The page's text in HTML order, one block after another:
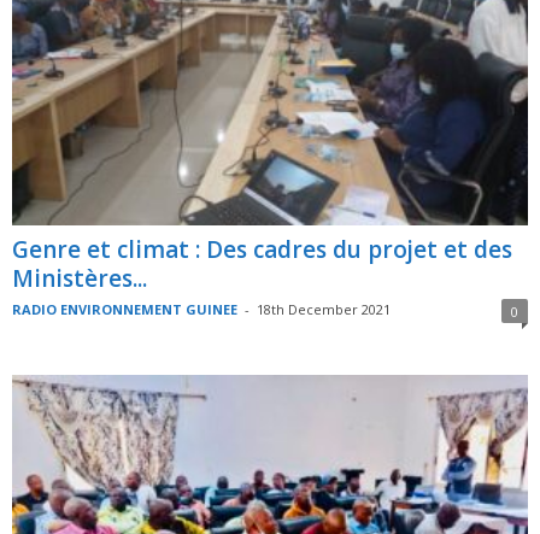
Genre et climat : Des cadres du projet et des
Ministères...
RADIO ENVIRONNEMENT GUINEE - 18th December 2021 0